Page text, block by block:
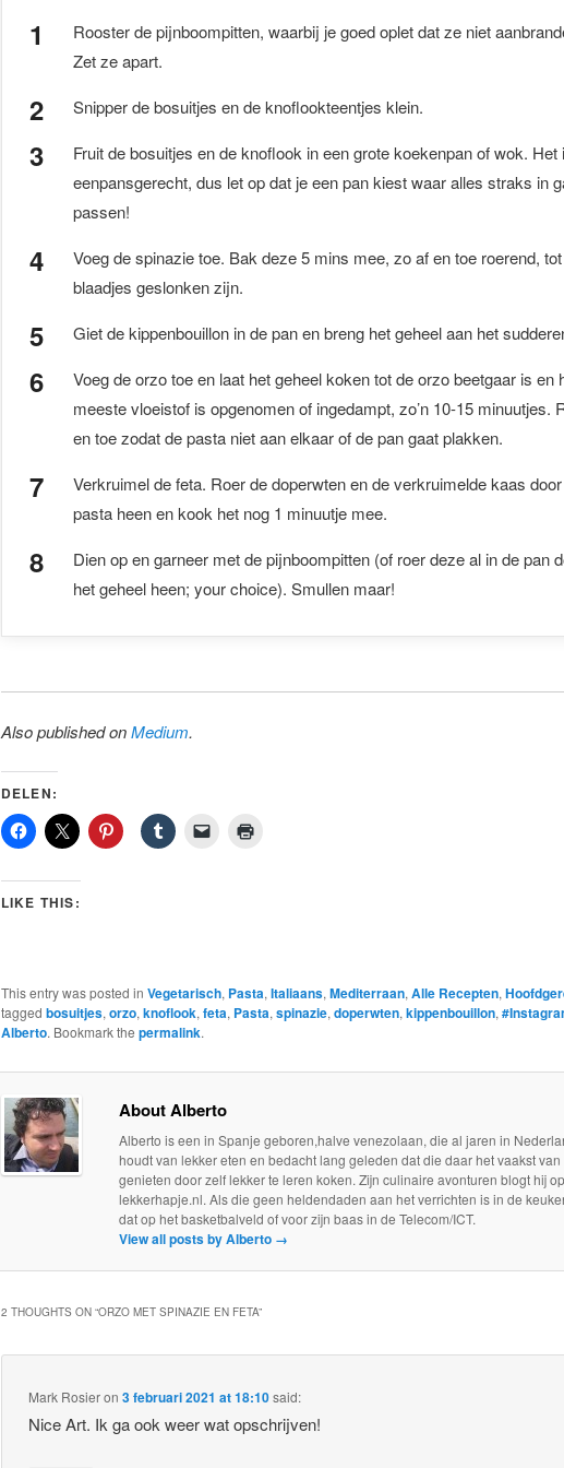
Rooster de pijnboompitten, waarbij je goed oplet dat ze niet
Zet ze apart.
Snipper de bosuitjes en de knoflookteentjes klein.
Fruit de bosuitjes en de knoflook in een grote koekenpan of wok. Het
eenpansgerecht, dus let op dat je een pan kiest waar alles straks in
passen!
Voeg de spinazie toe. Bak deze 5 mins mee, zo af en toe roerend,
blaadjes geslonken zijn.
Giet de kippenbouillon in de pan en breng het geheel aan het
Voeg de orzo toe en laat het geheel koken tot de orzo beetgaar is en
meeste vloeistof is opgenomen of ingedampt, zo’n 10-15 minuutjes.
en toe zodat de pasta niet aan elkaar of de pan gaat plakken.
Verkruimel de feta. Roer de doperwten en de verkruimelde kaas
pasta heen en kook het nog 1 minuutje mee.
Dien op en garneer met de pijnboompitten (of roer deze al in de pan
het geheel heen; your choice). Smullen maar!
Also published onMedium.
DELEN:
LIKE THIS:
This entry was posted in Vegetarisch, Pasta,Italiaans,Mediterraan,Alle Recepten,
tagged bosuitjes,orzo,knoflook,feta, Pasta,spinazie,doperwten,kippenbouillon,
Alberto. Bookmark the permalink.
About Alberto
Alberto is een in Spanje geboren,halve venezolaan, die al jaren in
houdt van lekker eten en bedacht lang geleden dat die daar het vaakst van
genieten door zelf lekker te leren koken. Zijn culinaire avonturen blogt hij op
lekkerhapje.nl. Als die geen heldendaden aan het verrichten is in de
dat op het basketbalveld of voor zijn baas in de Telecom/ICT.
View all posts by Alberto →
2 THOUGHTS ON “ORZO MET SPINAZIE EN FETA”
Mark Rosieron3 februari 2021 at 18:10said:
Nice Art. Ik ga ook weer wat opschrijven!